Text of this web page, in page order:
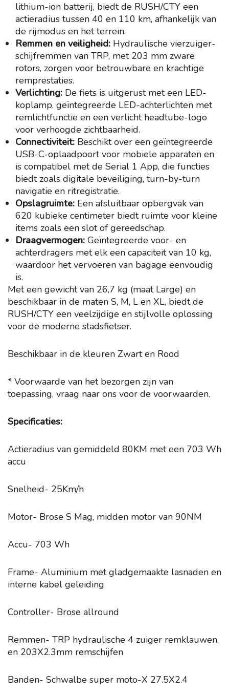
lithium-ion batterij, biedt de RUSH/CTY een
actieradius tussen 40 en 110 km, afhankelijk van
de rijmodus en het terrein.
Remmen en veiligheid: Hydraulische vierzuiger-
schijfremmen van TRP, met 203 mm zware
rotors, zorgen voor betrouwbare en krachtige
remprestaties.
Verlichting: De fiets is uitgerust met een LED-
koplamp, geïntegreerde LED-achterlichten met
remlichtfunctie en een verlicht headtube-logo
voor verhoogde zichtbaarheid.
Connectiviteit: Beschikt over een geïntegreerde
USB-C-oplaadpoort voor mobiele apparaten en
is compatibel met de Serial 1 App, die functies
biedt zoals digitale beveiliging, turn-by-turn
navigatie en ritregistratie.
Opslagruimte: Een afsluitbaar opbergvak van
620 kubieke centimeter biedt ruimte voor kleine
items zoals een slot of gereedschap.
Draagvermogen: Geïntegreerde voor- en
achterdragers met elk een capaciteit van 10 kg,
waardoor het vervoeren van bagage eenvoudig
is.
Met een gewicht van 26,7 kg (maat Large) en
beschikbaar in de maten S, M, L en XL, biedt de
RUSH/CTY een veelzijdige en stijlvolle oplossing
voor de moderne stadsfietser.
Beschikbaar in de kleuren Zwart en Rood
* Voorwaarde van het bezorgen zijn van
toepassing, vraag naar ons voor de voorwaarden.
Specificaties:
Actieradius van gemiddeld 80KM met een 703 Wh
accu
Snelheid- 25Km/h
Motor- Brose S Mag, midden motor van 90NM
Accu- 703 Wh
Frame- Aluminium met gladgemaakte lasnaden en
interne kabel geleiding
Controller- Brose allround
Remmen- TRP hydraulische 4 zuiger remklauwen,
en 203X2.3mm remschijfen
Banden- Schwalbe super moto-X 27.5X2.4